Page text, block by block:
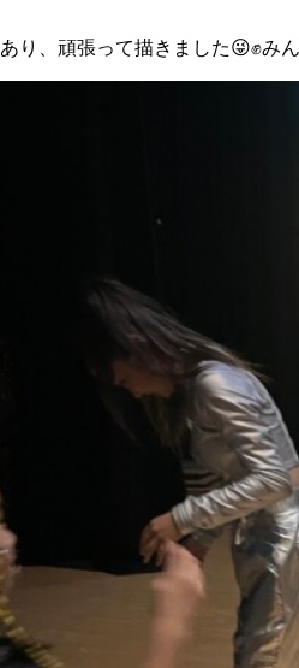
り、頑張って描きました😜✊み